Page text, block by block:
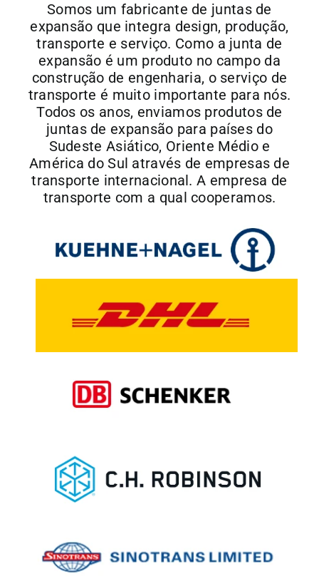
Somos um fabricante de juntas de
expansão que integra design, produção,
transporte e serviço. Como a junta de
expansão é um produto no campo da
construção de engenharia, o serviço de
transporte é muito importante para nós.
Todos os anos, enviamos produtos de
juntas de expansão para países do
Sudeste Asiático, Oriente Médio e
América do Sul através de empresas de
transporte internacional. A empresa de
transporte com a qual cooperamos.